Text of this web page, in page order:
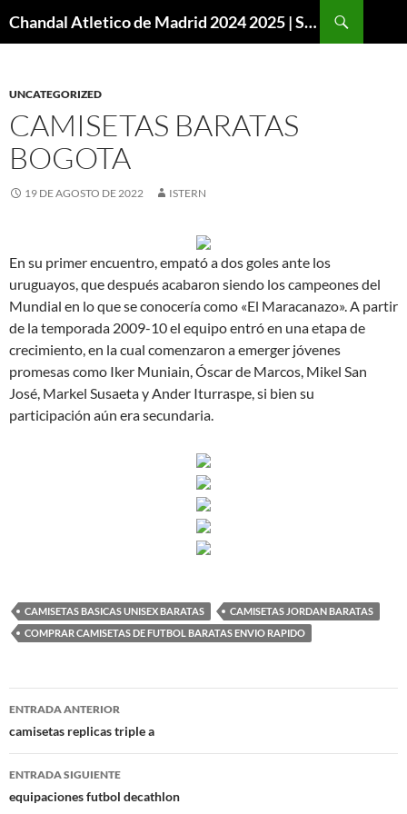
Chandal Atletico de Madrid 2024 2025 | SuperVigo
UNCATEGORIZED
CAMISETAS BARATAS
BOGOTA
19 DE AGOSTO DE 2022 ISTERN
En su primer encuentro, empató a dos goles ante los
uruguayos, que después acabaron siendo los campeones del
Mundial en lo que se conocería como «El Maracanazo». A partir
de la temporada 2009-10 el equipo entró en una etapa de
crecimiento, en la cual comenzaron a emerger jóvenes
promesas como Iker Muniain, Óscar de Marcos, Mikel San
José, Markel Susaeta y Ander Iturraspe, si bien su
participación aún era secundaria.
CAMISETAS BASICAS UNISEX BARATAS
CAMISETAS JORDAN BARATAS
COMPRAR CAMISETAS DE FUTBOL BARATAS ENVIO RAPIDO
Navegación
de
entradas
ENTRADA ANTERIOR
camisetas replicas triple a
ENTRADA SIGUIENTE
equipaciones futbol decathlon